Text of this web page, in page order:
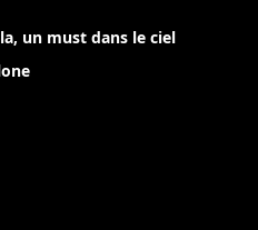
un must dans le ciel